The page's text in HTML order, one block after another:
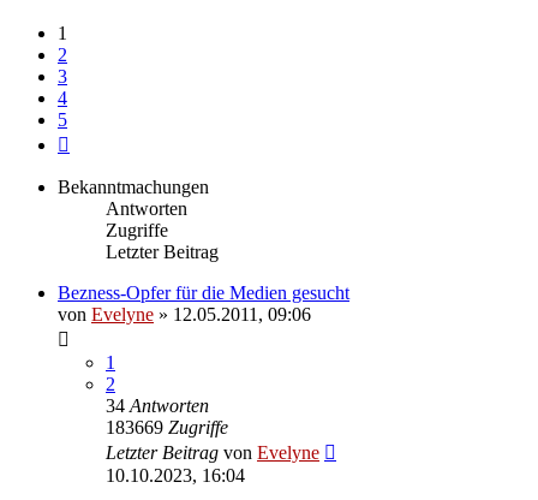
1
2
3
4
5
Bekanntmachungen
Antworten
Zugriffe
Letzter Beitrag
Bezness-Opfer für die Medien gesucht
von Evelyne » 12.05.2011, 09:06
1
2
34 Antworten
183669 Zugriffe
Letzter Beitrag von Evelyne
10.10.2023, 16:04